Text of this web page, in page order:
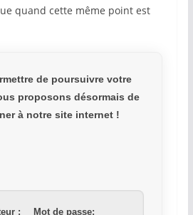
quand cette même point est
de poursuivre votre
proposons désormais de
à notre site internet !
: Mot de passe: